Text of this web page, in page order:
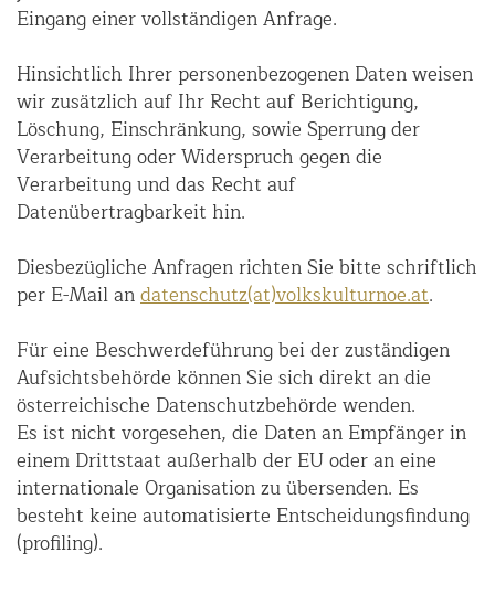
Eingang einer vollständigen Anfrage.
Hinsichtlich Ihrer personenbezogenen Daten weisen
wir zusätzlich auf Ihr Recht auf Berichtigung,
Löschung, Einschränkung, sowie Sperrung der
Verarbeitung oder Widerspruch gegen die
Verarbeitung und das Recht auf
Datenübertragbarkeit hin.
Diesbezügliche Anfragen richten Sie bitte schriftlich
per E-Mail andatenschutz(at)volkskulturnoe.at.
Für eine Beschwerdeführung bei der zuständigen
Aufsichtsbehörde können Sie sich direkt an die
österreichische Datenschutzbehörde wenden.
Es ist nicht vorgesehen, die Daten an Empfänger in
einem Drittstaat außerhalb der EU oder an eine
internationale Organisation zu übersenden. Es
besteht keine automatisierte Entscheidungsfindung
(profiling).